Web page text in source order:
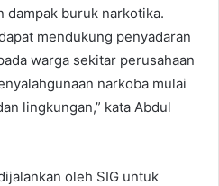
dampak buruk narkotika.
mendukung penyadaran
warga sekitar perusahaan
narkoba mulai
lingkungan,” kata Abdul
oleh SIG untuk